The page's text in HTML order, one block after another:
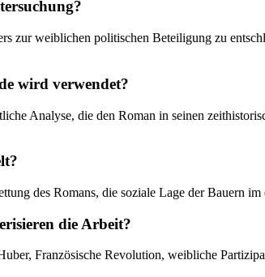
zur weiblichen politischen Beteiligung zu
wird verwendet?
Analyse, die den Roman in seinen
des Romans, die soziale Lage der Bauern
die Arbeit?
Französische Revolution, weibliche